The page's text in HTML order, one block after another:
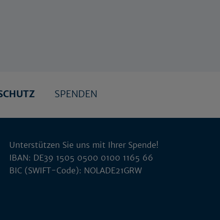
SPENDEN
Unterstützen Sie uns mit Ihrer Spende!
IBAN: DE39 1505 0500 0100 1165 66
BIC (SWIFT-Code): NOLADE21GRW